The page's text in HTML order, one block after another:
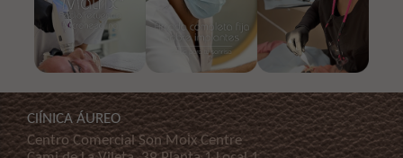
ClÍNICA ÁUREO
Centro Comercial Son Moix Centre